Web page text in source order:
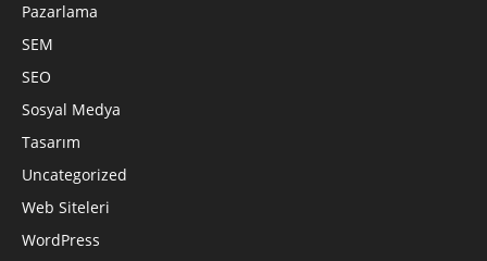
Pazarlama
SEM
SEO
Sosyal Medya
Tasarım
Uncategorized
Web Siteleri
WordPress